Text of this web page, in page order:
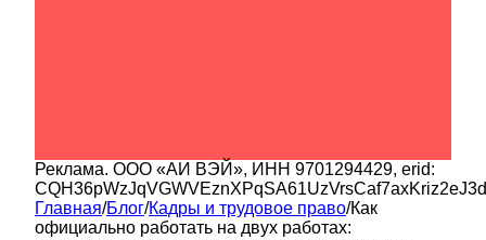
Реклама. ООО «АИ ВЭЙ», ИНН 9701294429, erid:
Главная/Блог/Кадры и трудовое право/Как
официально работать на двух работах: